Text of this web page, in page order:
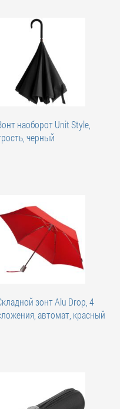
наоборот Unit Style,
черный
зонт Alu Drop, 4
автомат, красный